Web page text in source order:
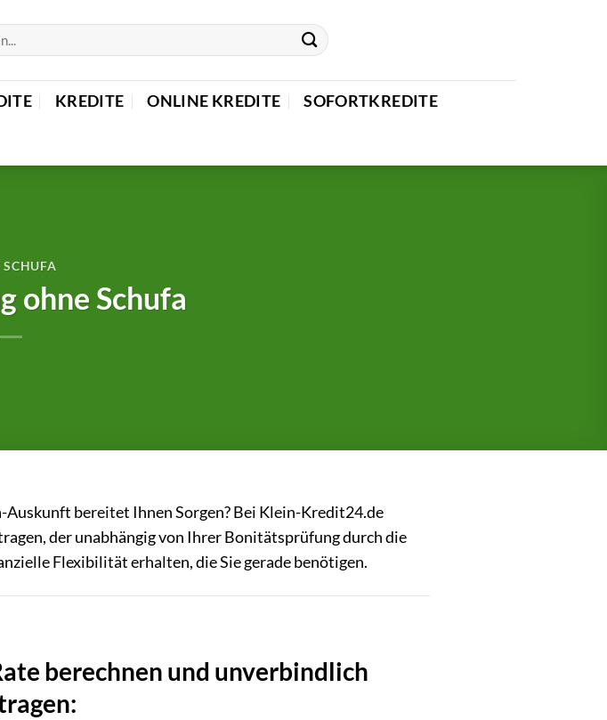
KREDITE ONLINE KREDITE SOFORTKREDITE
ohne Schufa
bereitet Ihnen Sorgen? Bei Klein-Kredit24.de
der unabhängig von Ihrer Bonitätsprüfung durch die
Flexibilität erhalten, die Sie gerade benötigen.
berechnen und unverbindlich